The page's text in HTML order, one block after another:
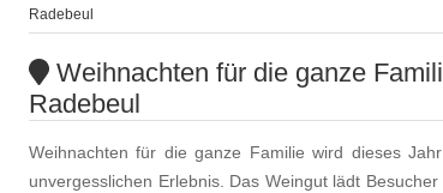
Radebeul
Weihnachten für die ganze
Radebeul
Weihnachten für die ganze Familie wird dieses
unvergesslichen Erlebnis. Das Weingut lädt